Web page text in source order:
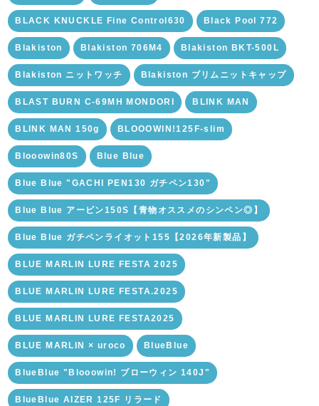
BLACK KNUCKLE Fine Control630 Black Pool 772
Blakiston Blakiston 706M4 Blakiston BKT-500L
Blakiston ニットワッチ Blakiston ブリムニットキャップ
BLAST BURN C-69MH MONDORI BLINK MAN
BLINK MAN 150g BLOOOWIN!125F-slim
Blooowin80S Blue Blue
Blue Blue "GACHI PEN130 ガチペン130"
Blue Blue アービン150S【青物オススメのシンペン◎】
Blue Blue ガチペンライオット155【2026年新製品】
BLUE MARLIN LURE FESTA 2025
BLUE MARLIN LURE FESTA.2025
BLUE MARLIN LURE FESTA2025
BLUE MARLIN × uroco BlueBlue
BlueBlue "Blooowin! ブローウィン 140J"
BlueBlue AIZER 125F リラード